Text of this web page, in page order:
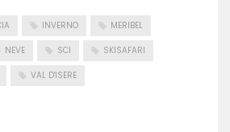
INVERNO MERIBEL
NEVE SCI SKISAFARI
VAL D'ISERE